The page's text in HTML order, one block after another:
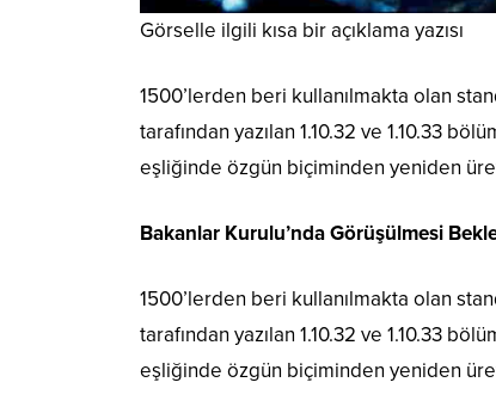
Görselle ilgili kısa bir açıklama yazısı
1500’lerden beri kullanılmakta olan
tarafından yazılan 1.10.32 ve 1.10.33
eşliğinde özgün biçiminden yeniden
Bakanlar Kurulu’nda Görüşülmesi
1500’lerden beri kullanılmakta olan
tarafından yazılan 1.10.32 ve 1.10.33
eşliğinde özgün biçiminden yeniden